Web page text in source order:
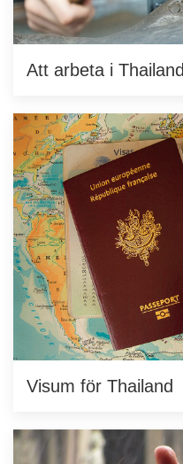
Att arbeta i Thailand
Visum för Thailand